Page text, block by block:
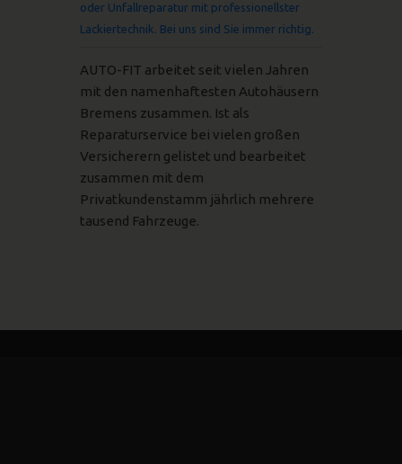
oder Unfallreparatur mit professionellster
Lackiertechnik. Bei uns sind Sie immer richtig.
AUTO-FIT arbeitet seit vielen Jahren
mit den namenhaftesten Autohäusern
Bremens zusammen. Ist als
Reparaturservice bei vielen großen
Versicherern gelistet und bearbeitet
zusammen mit dem
Privatkundenstamm jährlich mehrere
tausend Fahrzeuge.